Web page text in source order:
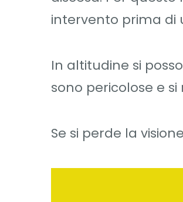
intervento prima di
In altitudine si
sono pericolose e
Se si perde la